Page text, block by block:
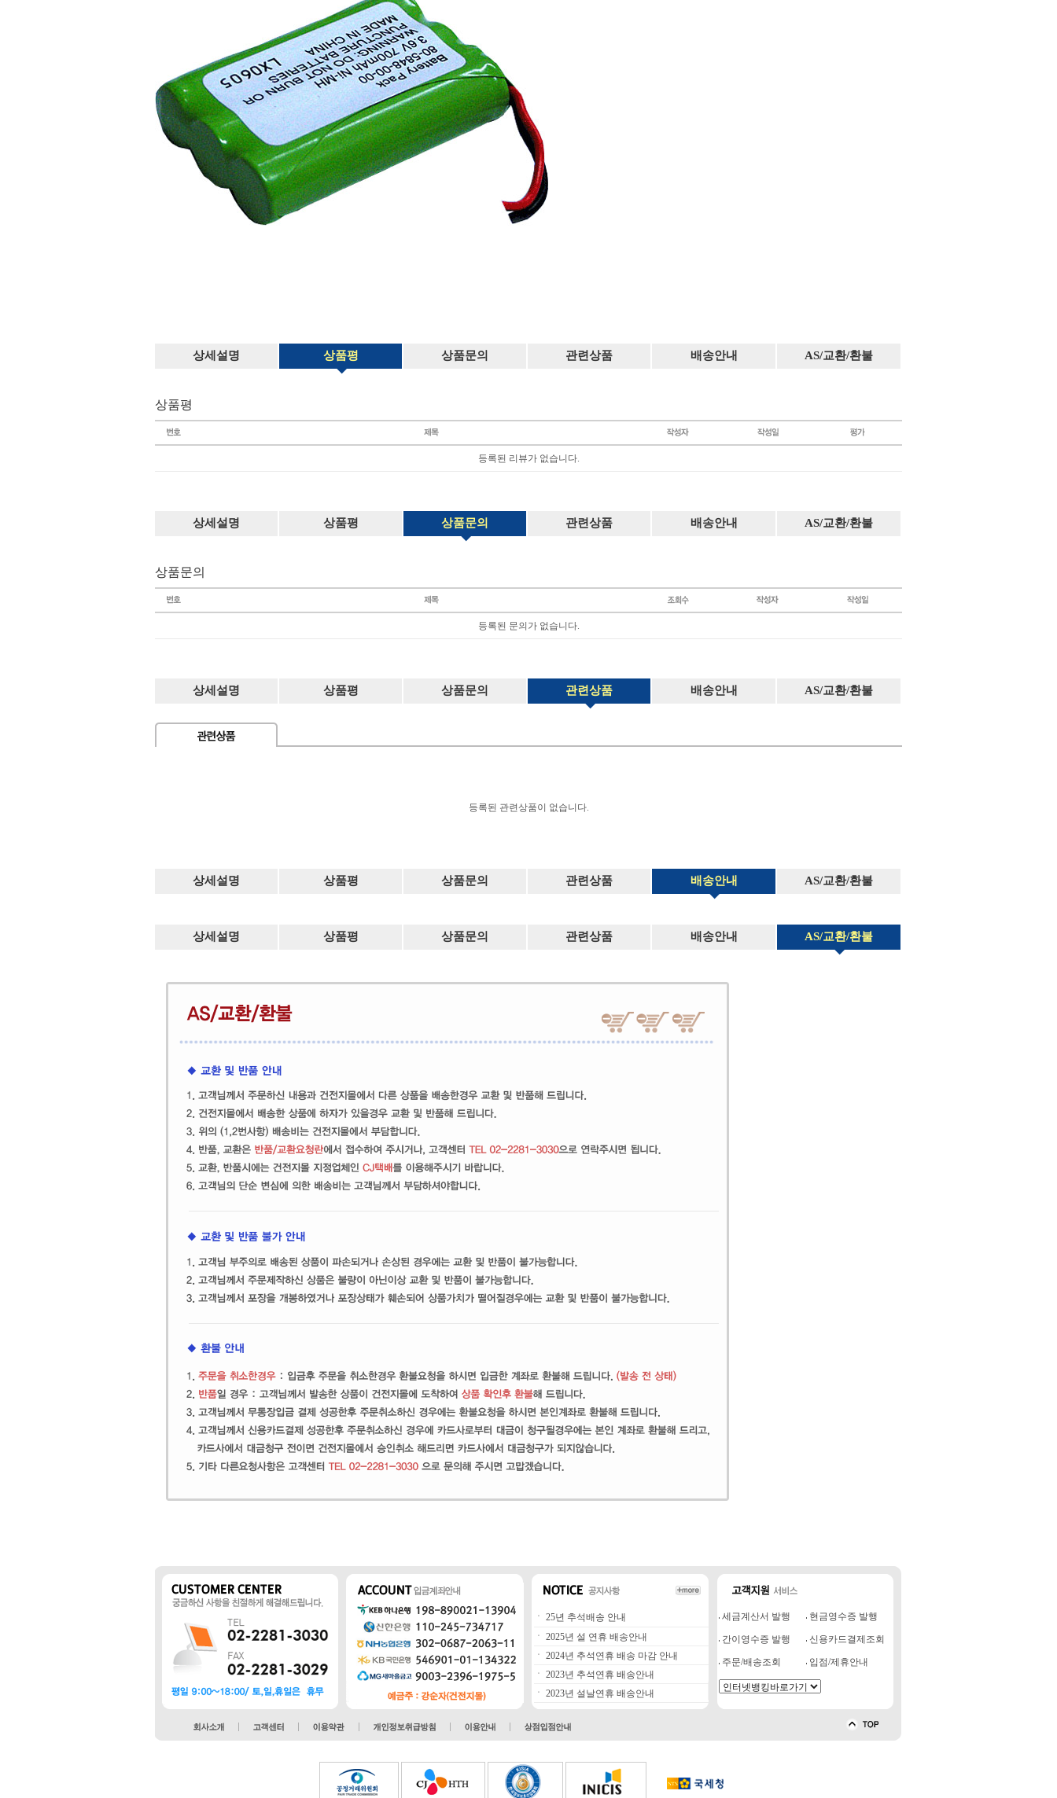
상세설명 상품평 상품문의 관련상품 배송안내 AS/교환/환불
상품평
등록된 리뷰가 없습니다.
상세설명 상품평 상품문의 관련상품 배송안내 AS/교환/환불
상품문의
등록된 문의가 없습니다.
상세설명 상품평 상품문의 관련상품 배송안내 AS/교환/환불
등록된 관련상품이 없습니다.
상세설명 상품평 상품문의 관련상품 배송안내 AS/교환/환불
상세설명 상품평 상품문의 관련상품 배송안내 AS/교환/환불
ㆍ 25년 추석배송 안내
ㆍ 2025년 설 연휴 배송안내
ㆍ 2024년 추석연휴 배송 마감 안내
ㆍ 2023년 추석연휴 배송안내
ㆍ 2023년 설날연휴 배송안내
세금계산서 발행 현금영수증 발행
간이영수증 발행 신용카드결제조회
주문/배송조회 입점/제휴안내